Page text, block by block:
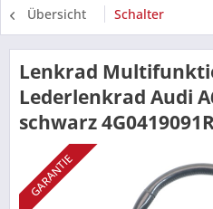
Übersicht Schalter
Lenkrad
Lederlenkrad Audi
schwarz
GARANTIE